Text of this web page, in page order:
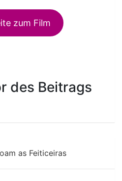
zum Film
des Beitrags
as Feiticeiras